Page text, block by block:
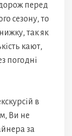
перед
сезону, то
так як
кают,
погодні
в
Ви не
за